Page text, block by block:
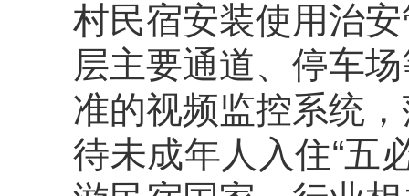
村民宿安装使用治
层主要通道、停车
准的视频监控系统
待未成年人入住“五